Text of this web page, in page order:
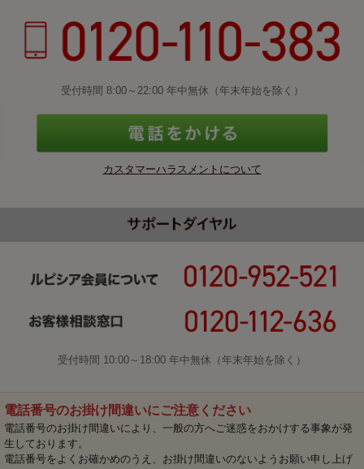
受付時間 8:00～22:00 年中無休（年末年始を除く）
カスタマーハラスメントについて
受付時間 10:00～18:00 年中無休（年末年始を除く）
電話番号のお掛け間違いにご注意ください
電話番号のお掛け間違いにより、一般の方へご迷惑をおかけする事象が発
生しております。
電話番号をよくお確かめのうえ、お掛け間違いのないようお願い申し上げ